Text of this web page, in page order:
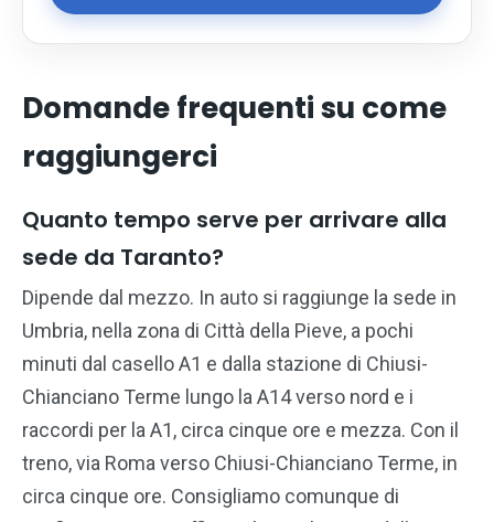
Domande frequenti su come
raggiungerci
Quanto tempo serve per arrivare alla
sede da Taranto?
Dipende dal mezzo. In auto si raggiunge la sede in
Umbria, nella zona di Città della Pieve, a pochi
minuti dal casello A1 e dalla stazione di Chiusi-
Chianciano Terme lungo la A14 verso nord e i
raccordi per la A1, circa cinque ore e mezza. Con il
treno, via Roma verso Chiusi-Chianciano Terme, in
circa cinque ore. Consigliamo comunque di